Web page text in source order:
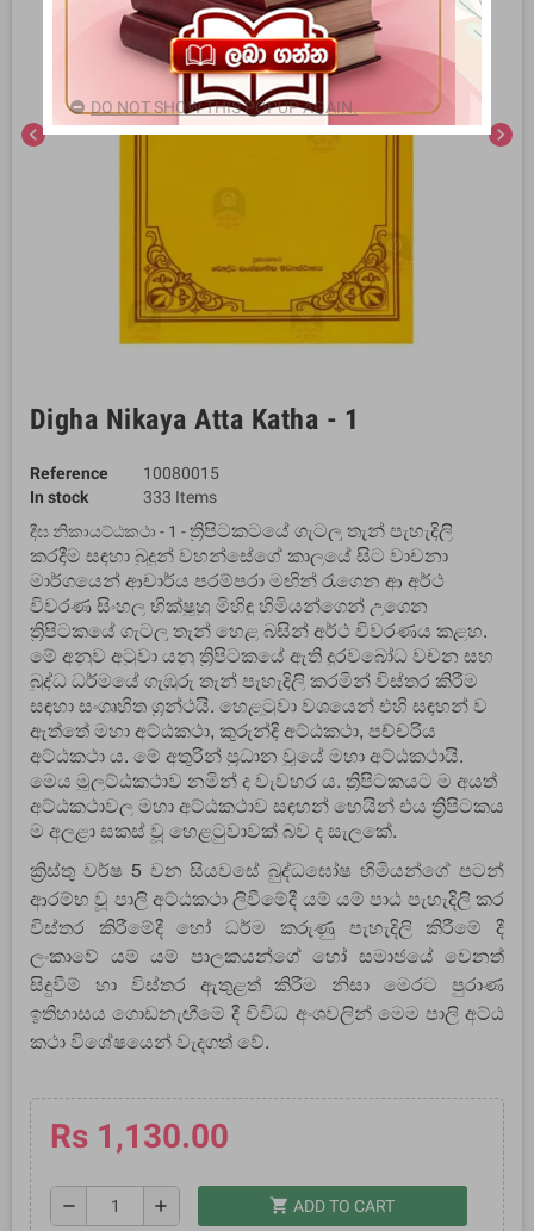
chevron_left chevron_right
Digha Nikaya Atta Katha - 1
Reference
10080015
In stock
333 Items
දීඝ නිකායට්ඨකථා - 1 -ත්‍රිපිටකටයේ ගැටලු තැන් පැහැදිලි
කරදීම සඳහා බුදුන් වහන්සේගේ කාලයේ සිට වාචනා
මාර්ගයෙන් ආචාර්ය පරම්පරා මඟින් රැගෙන ආ අර්ථ
විවරණ සිංහල භික්ෂූහු මිහිඳු හිමියන්ගෙන් උගෙන
ත්‍රිපිටකයේ ගැටලු තැන් හෙළ බසින් අර්ථ විවරණය කළහ.
මේ අනුව අටුවා යනු ත්‍රිපිටකයේ ඇති දුරවබෝධ වචන සහ
බුද්ධ ධර්මයේ ගැඹුරු තැන් පැහැදිලි කරමින් විස්තර කිරීම
සඳහා සංගෘහිත ග්‍රන්ථයි. හෙළටුවා වශයෙන් එහි සඳහන් ව
ඇත්තේ මහා අට්ඨකථා, කුරුන්දි අට්ඨකථා, පච්චරිය
අට්ඨකථා ය. මේ අතුරින් ප්‍රධාන වූයේ මහා අට්ඨකථායි.
මෙය මූලට්ඨකථාව නමින් ද වැවහර ය. ත්‍රිපිටකයට ම අයත්
අට්ඨකථාවල මහා අට්ඨකථාව සඳහන් හෙයින් එය ත්‍රිපිටකය
ම අලළා සකස් වූ හෙළටුවාවක් බව ද සැලකේ.
ක්‍රිස්තු වර්ෂ 5 වන සියවසේ බුද්ධඝෝෂ හිමියන්ගේ පටන්
ආරම්භ වූ පාලි අට්ඨකථා ලිවීමේදී යම් යම් පාඨ පැහැදිලි කර
විස්තර කිරීමේදී හෝ ධර්ම කරුණු පැහැදිලි කිරීමේ දී
ලංකාවේ යම් යම් පාලකයන්ගේ හෝ සමාජයේ වෙනත්
සිදුවීම් හා විස්තර ඇතුළත් කිරීම නිසා මෙරට පුරාණ
ඉතිහාසය ගොඩනැඟීමේ දී විවිධ අංශවලින් මෙම පාලි අට්ඨ
කථා විශේෂයෙන් වැදගත් වේ.
Rs 1,130.00
remove add shopping_cart ADD TO CART
DO NOT SHOW THIS POPUP AGAIN.